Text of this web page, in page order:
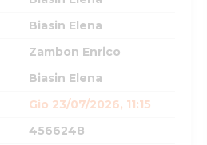
Biasin Elena
Zambon Enrico
Biasin Elena
Gio 23/07/2026, 11:15
4566248